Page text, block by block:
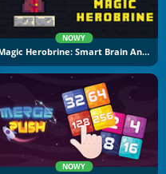
NOWY
Magic Herobrine: Smart Brain And Puzzle Quest
NOWY